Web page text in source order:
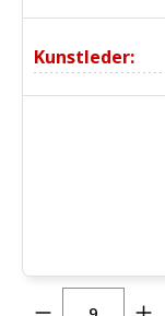
Kunstleder:
Produkt